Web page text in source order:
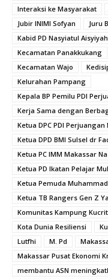
Interaksi ke Masyarakat
Jubir INIMI Sofyan
Juru
Kabid PD Nasyiatul
Kecamatan Panakkukang
Kecamatan Wajo
Kelurahan Pampang
Kepala BP Pemilu PDI
Kerja Sama dengan
Ketua DPC PDI
Ketua DPD BMI Sulsel dr
Ketua PC IMM Makassar
Ketua PD Ikatan Pelajar
Ketua Pemuda
Ketua TB Rangers Gen Z
Komunitas Kampung
Kota Dunia Resiliensi
Lutfhi
M. Pd
Makassar Pusat Ekonomi
membantu ASN